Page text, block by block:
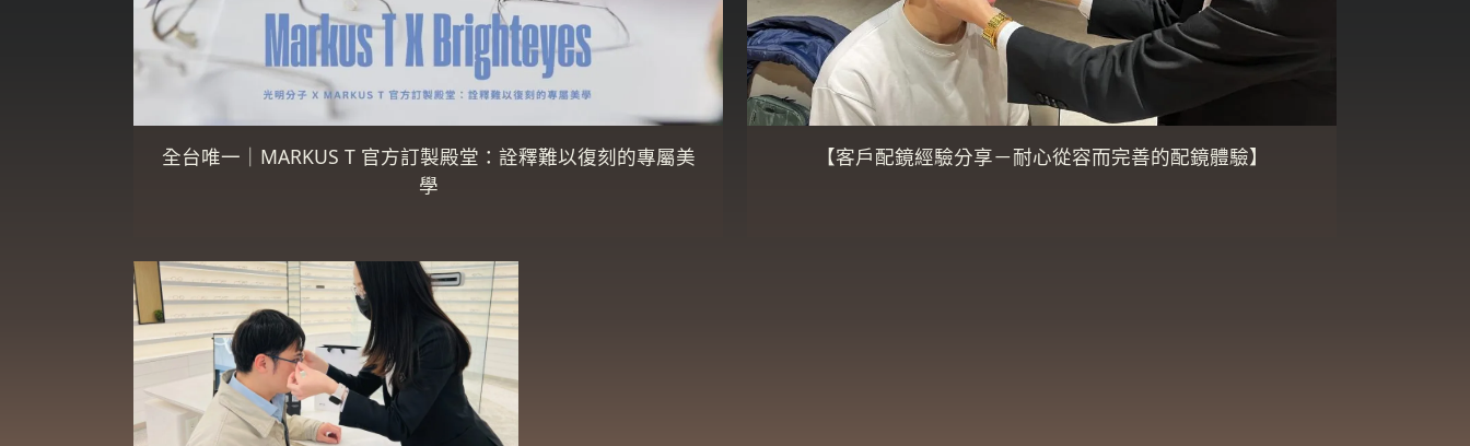
全台唯一｜MARKUS T 官方訂製殿堂：詮釋難以復刻的專屬美
學
【客戶配鏡經驗分享－耐心從容而完善的配鏡體驗】